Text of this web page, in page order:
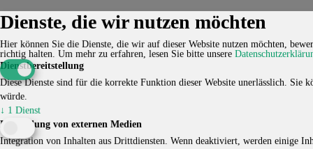
KontaktKarriereImpressumDatenschutzerklärung Cookie-
Einstellungen
© 2026 HUCKEPACK e.V. - Alle Rechte vorbehalten.
Dienste, die wir nutzen möchten
Hier können Sie die Dienste, die wir auf dieser Website nutzen möchten,
richtig halten. Um mehr zu erfahren, lesen Sie bitte unsere
Dienstbereitstellung
Diese Dienste sind für die korrekte Funktion dieser Website unerlässlich.
würde.
↓ 1 Dienst
Einbindung von externen Medien
Integration von Inhalten aus Drittdiensten. Wenn deaktiviert, werden einige